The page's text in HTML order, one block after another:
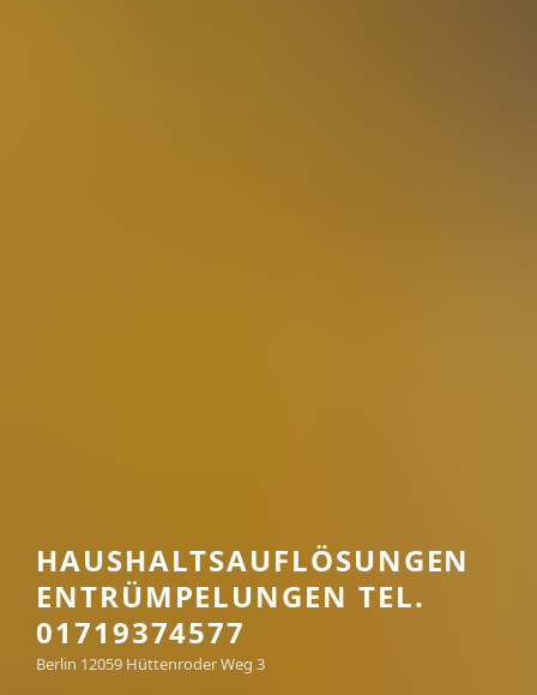
HAUSHALTSAUFLÖSUNGEN
ENTRÜMPELUNGEN TEL.
01719374577
Berlin 12059 Hüttenroder Weg 3